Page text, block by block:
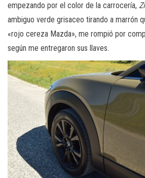
empezando por el color de la carrocería,
ambiguo verde grisaceo tirando a marrón
«rojo cereza Mazda», me rompió por
según me entregaron sus llaves.